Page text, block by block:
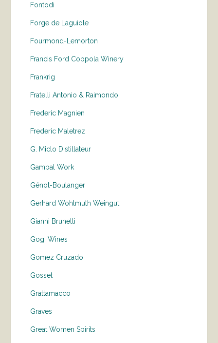
Fontodi
Forge de Laguiole
Fourmond-Lemorton
Francis Ford Coppola Winery
Frankrig
Fratelli Antonio & Raimondo
Frederic Magnien
Frederic Maletrez
G. Miclo Distillateur
Gambal Work
Génot-Boulanger
Gerhard Wohlmuth Weingut
Gianni Brunelli
Gogi Wines
Gomez Cruzado
Gosset
Grattamacco
Graves
Great Women Spirits